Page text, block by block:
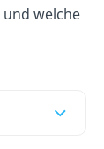
und welche